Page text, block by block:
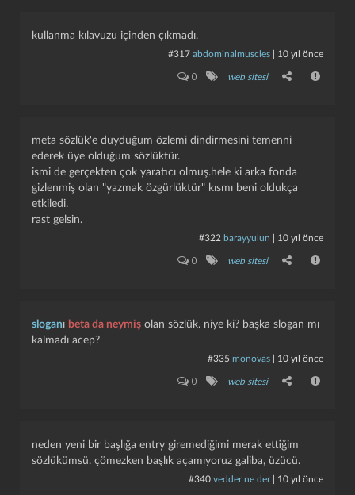
kullanma kılavuzu içinden çıkmadı.
#317 abdominalmuscles 10 yıl önce
0 web sitesi
meta sözlük'e duyduğum özlemi dindirmesini temenni
ederek üye olduğum sözlüktür.
ismi de gerçekten çok yaratıcı olmuş.hele ki arka fonda
gizlenmiş olan "yazmak özgürlüktür" kısmı beni oldukça
etkiledi.
rast gelsin.
#322 barayyulun 10 yıl önce
0 web sitesi
sloganı beta da neymiş olan sözlük. niye ki? başka slogan mı
kalmadı acep?
#335 monovas 10 yıl önce
0 web sitesi
neden yeni bir başlığa entry giremediğimi merak ettiğim
sözlükümsü. çömezken başlık açamıyoruz galiba, üzücü.
#340 vedder ne der| 10 yıl önce